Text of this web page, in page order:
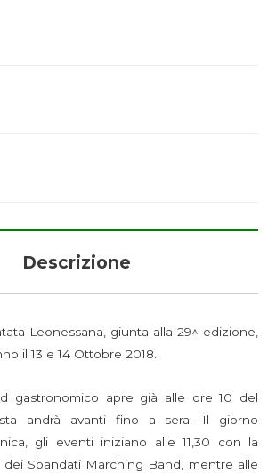
Descrizione
Leonessana, giunta alla 29^ edizione,
il 13 e 14 Ottobre 2018.
gastronomico apre già alle ore 10 del
andrà avanti fino a sera. Il giorno
gli eventi iniziano alle 11,30 con la
dei Sbandati Marching Band, mentre alle